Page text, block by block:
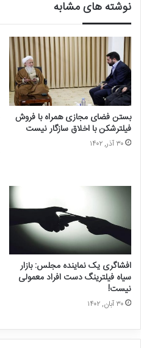
نوشته های مشابه
بستن فضای مجازی همراه با فروش
فیلترشکن با اخلاق سازگار نیست
۳۰ آذر, ۱۴۰۲
افشاگری یک نماینده مجلس: بازار
سیاه فیلترینگ دست افراد معمولی
نیست!
۳۰ آبان, ۱۴۰۲